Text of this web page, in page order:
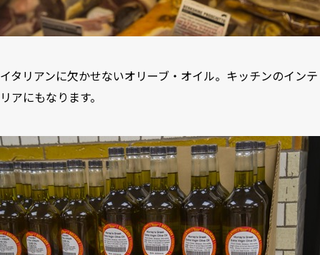
イタリアンに欠かせないオリーブ・オイル。キッチンのインテ
リアにもなります。